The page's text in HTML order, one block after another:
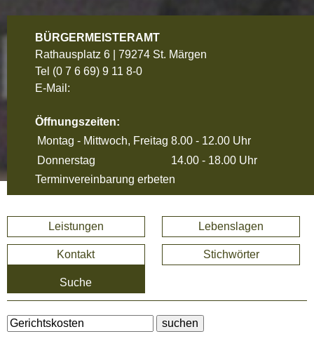
BÜRGERMEISTERAMT
Rathausplatz 6 | 79274 St. Märgen
Tel (0 7 6 69) 9 11 8-0
E-Mail:
Öffnungszeiten:
Montag - Mittwoch, Freitag 8.00 - 12.00 Uhr
Donnerstag
14.00 - 18.00 Uhr
Terminvereinbarung erbeten
Leistungen Lebenslagen
Kontakt Stichwörter
Suche